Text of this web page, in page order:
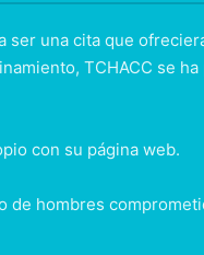
ser una cita que
TCHACC se ha
con su página web.
de hombres